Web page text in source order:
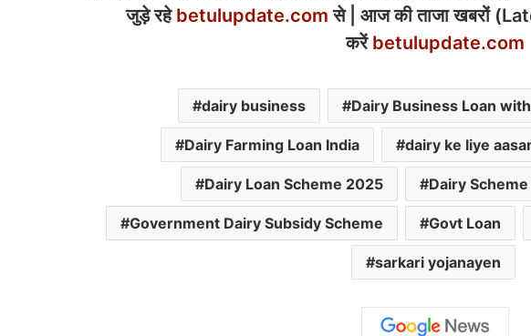
जुड़े रहे betulupdate.com से | आज की ताजा खबरों
करें betulupdate.com
dairy business Dairy Business Loan
Dairy Farming Loan India dairy ke liye
Dairy Loan Scheme 2025 Dairy Scheme
Government Dairy Subsidy Scheme Govt Loan
sarkari yojanayen